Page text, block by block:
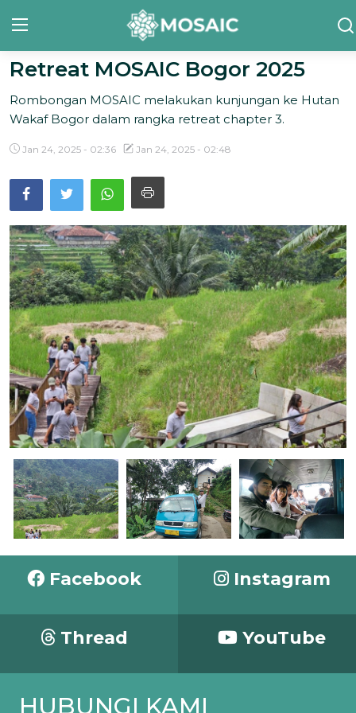
Contact
Team Kami
Galeri
Inisiatif
Sorotan Berita
Bahasa
Retreat MOSAIC Bogor 2025
Rombongan MOSAIC melakukan kunjungan ke Hutan
Wakaf Bogor dalam rangka retreat chapter 3.
Jan 24, 2025 - 02:36 Jan 24, 2025 - 02:48
Facebook Instagram
Thread YouTube
HUBUNGI KAMI